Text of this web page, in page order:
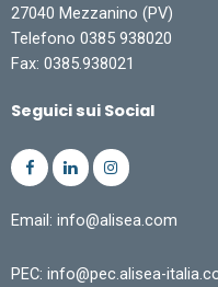
27040 Mezzanino (PV)
Telefono 0385 938020
Fax: 0385.938021
Seguici sui Social
Email: info@alisea.com
PEC: info@pec.alisea-